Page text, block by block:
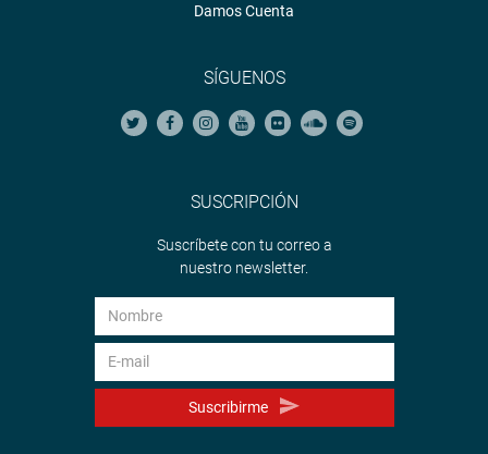
Damos Cuenta
SÍGUENOS
SUSCRIPCIÓN
Suscríbete con tu correo a
nuestro newsletter.
Suscribirme